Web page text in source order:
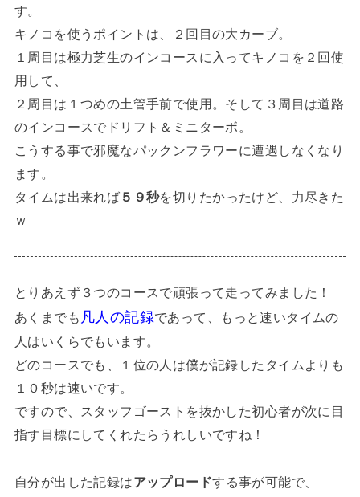
す。
キノコを使うポイントは、２回目の大カーブ。
１周目は極力芝生のインコースに入ってキノコを２回使
用して、
２周目は１つめの土管手前で使用。そして３周目は道路
のインコースでドリフト＆ミニターボ。
こうする事で邪魔なパックンフラワーに遭遇しなくなり
ます。
タイムは出来れば ５９秒を切りたかったけど、力尽きた
ｗ
とりあえず３つのコースで頑張って走ってみました！
あくまでも 凡人の記録であって、もっと速いタイムの
人はいくらでもいます。
どのコースでも、１位の人は僕が記録したタイムよりも
１０秒は速いです。
ですので、スタッフゴーストを抜かした初心者が次に目
指す目標にしてくれたらうれしいですね！
自分が出した記録はアップロードする事が可能で、